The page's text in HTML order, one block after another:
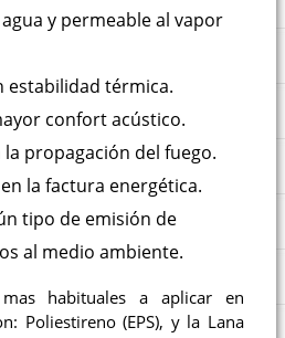
y permeable al vapor
estabilidad térmica.
confort acústico.
propagación del fuego.
la factura energética.
tipo de emisión de
al medio ambiente.
habituales a aplicar en
Poliestireno (EPS), y la Lana